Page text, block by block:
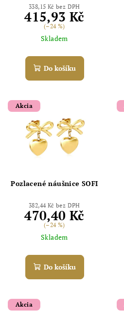
338,15 Kč bez DPH
415,93 Kč
(–24 %)
Skladem
Do košíku
Akcia
Pozlacené náušnice SOFI
382,44 Kč bez DPH
470,40 Kč
(–24 %)
Skladem
Do košíku
Akcia